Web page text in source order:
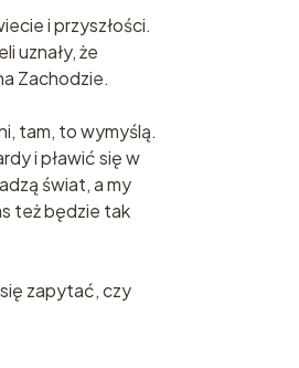
i przyszłości.
uznały, że
Zachodzie.
tam, to wymyślą.
i pławić się w
świat, a my
też będzie tak
zapytać, czy